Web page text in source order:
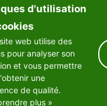
e
nce
d'utilisation
web utilise des
pour analyser son
et vous permettre
une
de qualité.
plus »